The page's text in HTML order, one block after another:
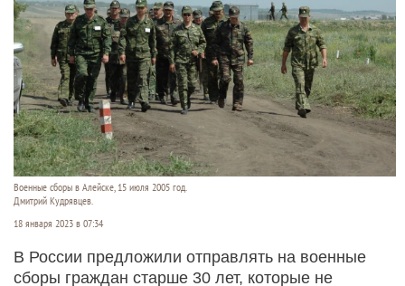
Военные сборы в Алейске, 15 июля 2005 год.
Дмитрий Кудрявцев.
18 января 2023 в 07:34
В России предложили отправлять на военные
сборы граждан старше 30 лет, которые не